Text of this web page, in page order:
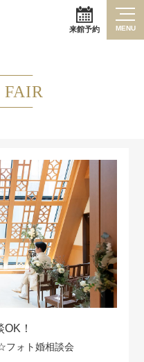
来館予約 MENU
！
フォト婚相談会